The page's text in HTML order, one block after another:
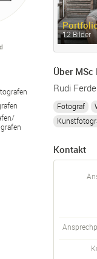
12 Bilder
Über MSc
Rudi
Fotograf
Kontakt